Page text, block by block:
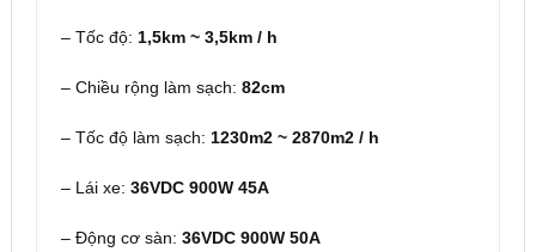
– Tốc độ: 1,5km ~ 3,5km / h
– Chiều rộng làm sạch: 82cm
– Tốc độ làm sạch: 1230m2 ~ 2870m2 / h
– Lái xe: 36VDC 900W 45A
– Động cơ sàn: 36VDC 900W 50A